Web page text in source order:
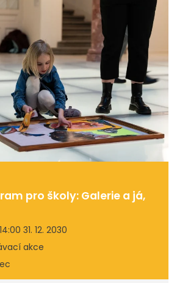
pro školy: Galerie a já,
31. 12. 2030
akce